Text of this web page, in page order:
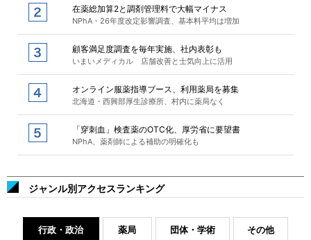
在薬総加算2と調剤管理料で大幅マイナス
NPhA・26年度改定影響調査、基本料平均は増加
顧客満足度調査を毎年実施、社内表彰も
いまいメディカル 店舗改善と士気向上に活用
オンライン服薬指導ブース、利用薬局を募集
北海道・西興部厚生診療所、村内に薬局なく
「穿刺血」検査薬のOTC化、厚労省に要望書
NPhA、薬剤師による補助の明確化も
ジャンル別アクセスランキング
行政・政治 薬局 団体・学術 その他